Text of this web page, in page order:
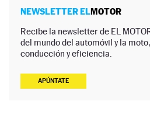
NEWSLETTER ELMOTOR
Recibe la newsletter de EL
del mundo del automóvil y la
conducción y eficiencia.
APÚNTATE